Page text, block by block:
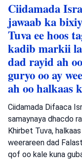
Ciidamada
jawaab ka
Tuva ee hoos
kadib markii la
dad rayid ah
guryo oo ay
ah oo halkaas
Ciidamada Difaaca
samaynaya dhacdo
Khirbet Tuva,
weerareen dad
qof oo kale kuna